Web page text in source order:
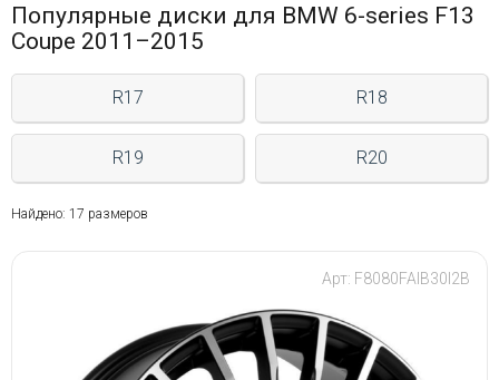
Популярные диски для BMW 6-series F13
Coupe 2011–2015
R17 R18
R19 R20
Найдено: 17 размеров
Арт: F8080FAIB30I2B